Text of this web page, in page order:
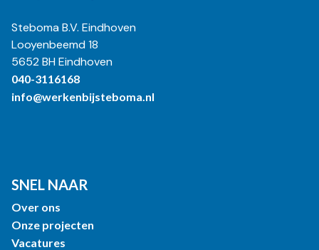
Steboma B.V. Eindhoven
Looyenbeemd 18
5652 BH Eindhoven
040-3116168
info@werkenbijsteboma.nl
SNEL NAAR
Over ons
Onze projecten
Vacatures